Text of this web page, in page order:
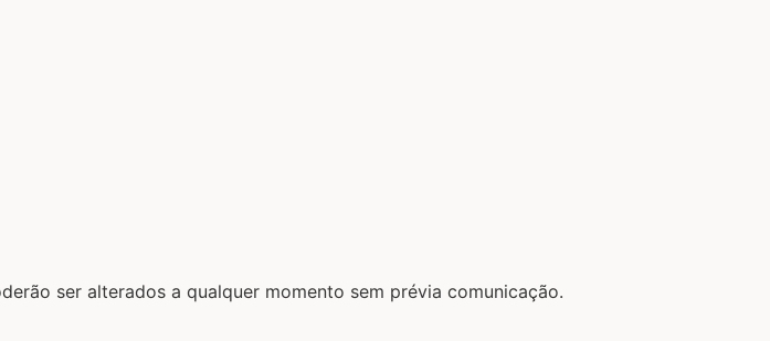
ser alterados a qualquer momento sem prévia comunicação.